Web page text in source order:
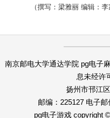
（撰写：梁雅丽 编辑：
南京邮电大学通达学院 pg电子
息未经许
扬州市邗江
邮编：225127 电子邮
pg电子游戏 copyright